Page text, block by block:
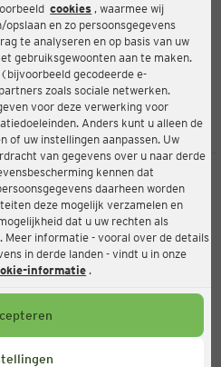
cookies , waarmee wij
en zo persoonsgegevens
te analyseren en op basis van uw
gebruiksgewoonten aan te maken.
gecodeerde e-
zoals sociale netwerken.
voor deze verwerking voor
Anders kunt u alleen de
of uw instellingen aanpassen. Uw
van gegevens over u naar derde
kennen dat
daarheen worden
deze mogelijk verzamelen en
dat u uw rechten als
informatie - vooral over de details
in derde landen - vindt u in onze
informatie .
FAMILY-WINKEL
29
Jülich
Beoordeling:
ACTIES